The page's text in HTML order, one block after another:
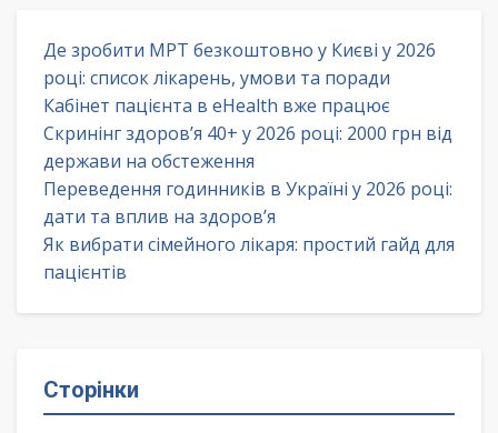
Де зробити МРТ безкоштовно у Києві у 2026
році: список лікарень, умови та поради
Кабінет пацієнта в eHealth вже працює
Скринінг здоров’я 40+ у 2026 році: 2000 грн від
держави на обстеження
Переведення годинників в Україні у 2026 році:
дати та вплив на здоров’я
Як вибрати сімейного лікаря: простий гайд для
пацієнтів
Сторінки